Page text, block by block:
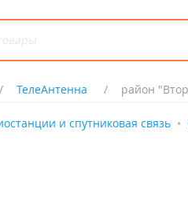
ТелеАнтенна район
и спутниковая связь